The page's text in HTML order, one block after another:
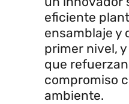
eficiente
ensamblaje y
primer nivel,
que
compromiso
ambiente.